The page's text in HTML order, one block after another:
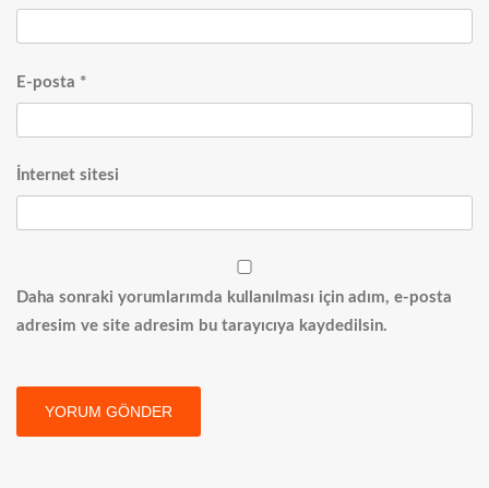
E-posta *
İnternet sitesi
Daha sonraki yorumlarımda kullanılması için adım, e-posta
adresim ve site adresim bu tarayıcıya kaydedilsin.